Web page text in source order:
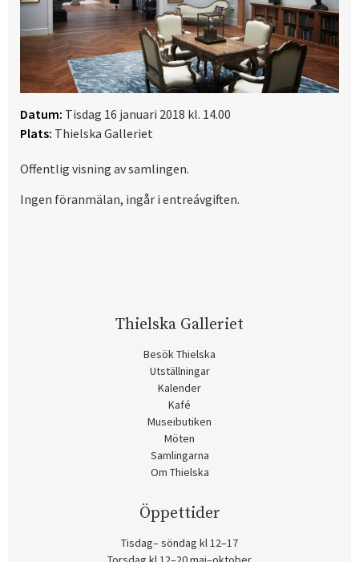
Datum: Tisdag 16 januari 2018 kl. 14.00
Plats: Thielska Galleriet
Offentlig visning av samlingen.
Ingen föranmälan, ingår i entreávgiften.
Thielska Galleriet
Besök Thielska
Utställningar
Kalender
Kafé
Museibutiken
Möten
Samlingarna
Om Thielska
Öppettider
Tisdag– söndag kl 12–17